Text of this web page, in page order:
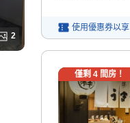
2
使用優惠券以享
僅剩 4間房！